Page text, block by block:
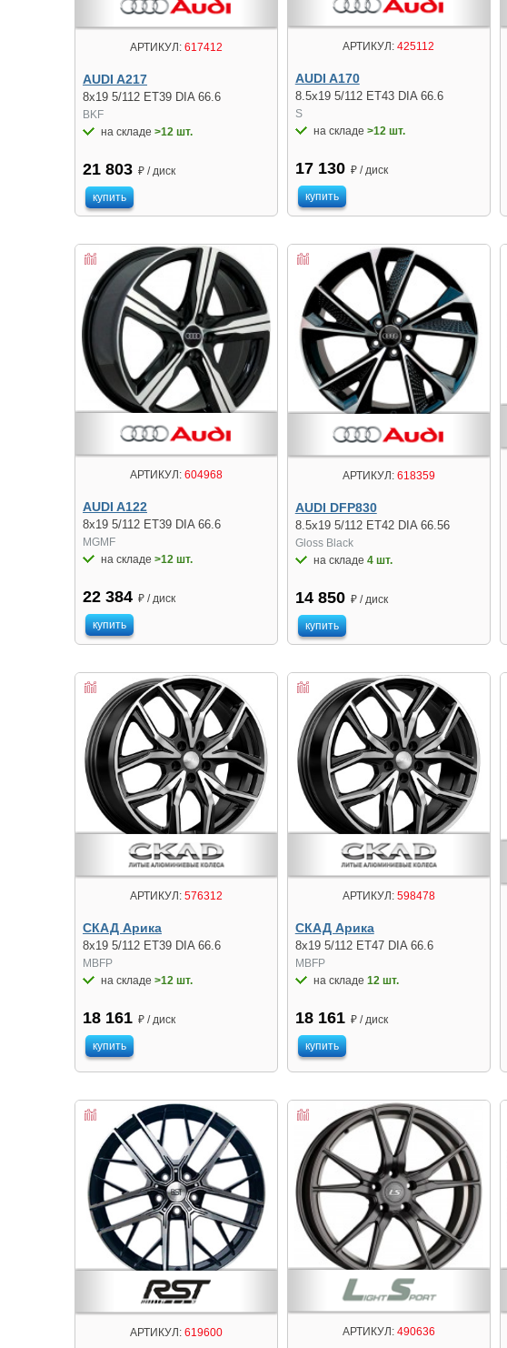
АРТИКУЛ:617412
AUDI A217
8x19 5/112 ET39 DIA 66.6
BKF
на складе >12 шт.
21 803 ₽ / диск
купить
АРТИКУЛ: 425112
AUDI A170
8.5x19 5/112 ET43 DIA 66.6
S
на складе >12 шт.
17 130 ₽ / диск
купить
АРТИКУЛ:604968
AUDI A122
8x19 5/112 ET39 DIA 66.6
MGMF
на складе >12 шт.
22 384 ₽ / диск
купить
АРТИКУЛ:618359
AUDI DFP830
8.5x19 5/112 ET42 DIA 66.56
Gloss Black
на складе 4 шт.
14 850 ₽ / диск
купить
АРТИКУЛ:576312
СКАД Арика
8x19 5/112 ET39 DIA 66.6
MBFP
на складе >12 шт.
18 161 ₽ / диск
купить
АРТИКУЛ:598478
СКАД Арика
8x19 5/112 ET47 DIA 66.6
MBFP
на складе 12 шт.
18 161 ₽ / диск
купить
АРТИКУЛ:619600 АРТИКУЛ:490636